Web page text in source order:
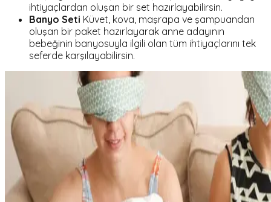
ihtiyaçlardan oluşan bir set hazırlayabilirsin.
Banyo Seti Küvet, kova, maşrapa ve şampuandan
oluşan bir paket hazırlayarak anne adayının
bebeğinin banyosuyla ilgili olan tüm ihtiyaçlarını tek
seferde karşılayabilirsin.